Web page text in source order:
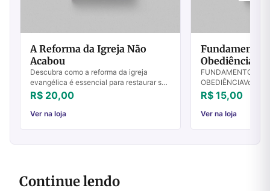
A Reforma da Igreja Não
Acabou
Descubra como a reforma da igreja
evangélica é essencial para restaurar sua
autoridade original. Transforme sua fé
hoje!
R$ 20,00
Ver na loja
Fundamentos
Obediência -
FUNDAMENTOS
Cristã Destruídos
poderá fazer o
o prazer de
R$ 15,00
Ver na loja
Continue lendo